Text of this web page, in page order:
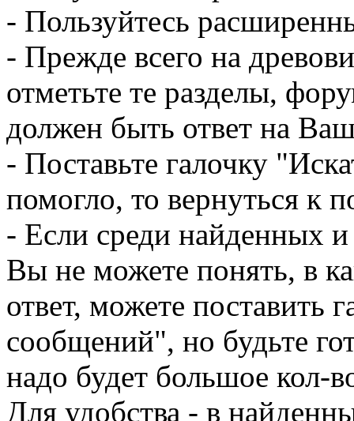
- Пользуйтесь
- Прежде всего на
отметьте те разделы,
должен быть ответ на
- Поставьте галочку
помогло, то вернуться к
- Если среди найденных
Вы не можете понять, в
ответ, можете поставить
сообщений", но будьте
надо будет большое кол-
Для удобства - в